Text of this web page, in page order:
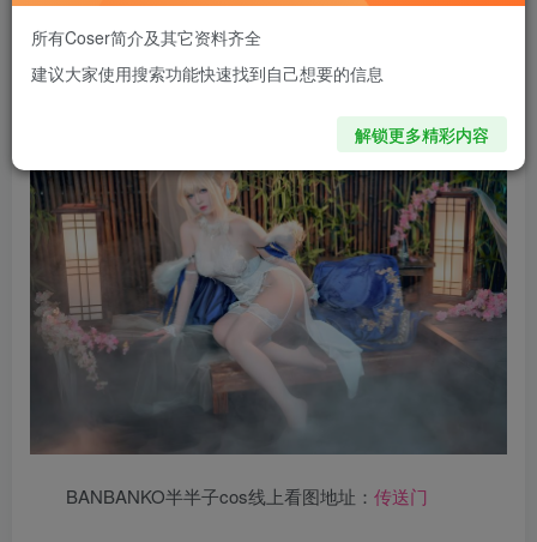
BANBANKO半半子cos线上看图地址： 传送门
所有Coser简介及其它资料齐全
建议大家使用搜索功能快速找到自己想要的信息
解锁更多精彩内容